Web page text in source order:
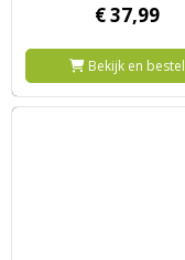
€37,99
Bekijk en bestel